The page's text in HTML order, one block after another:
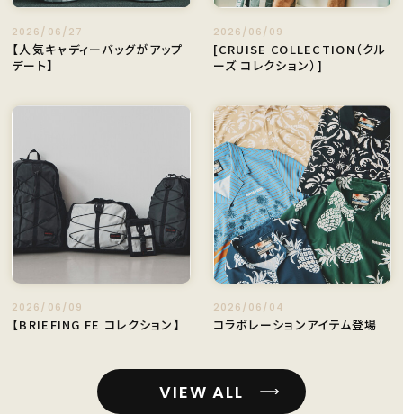
2026/06/27
【人気キャディーバッグがアップ
デート】
2026/06/09
[CRUISE COLLECTION（クル
ーズ コレクション）]
2026/06/09
【BRIEFING FE コレクション】
2026/06/04
コラボレーションアイテム登場
VIEW ALL